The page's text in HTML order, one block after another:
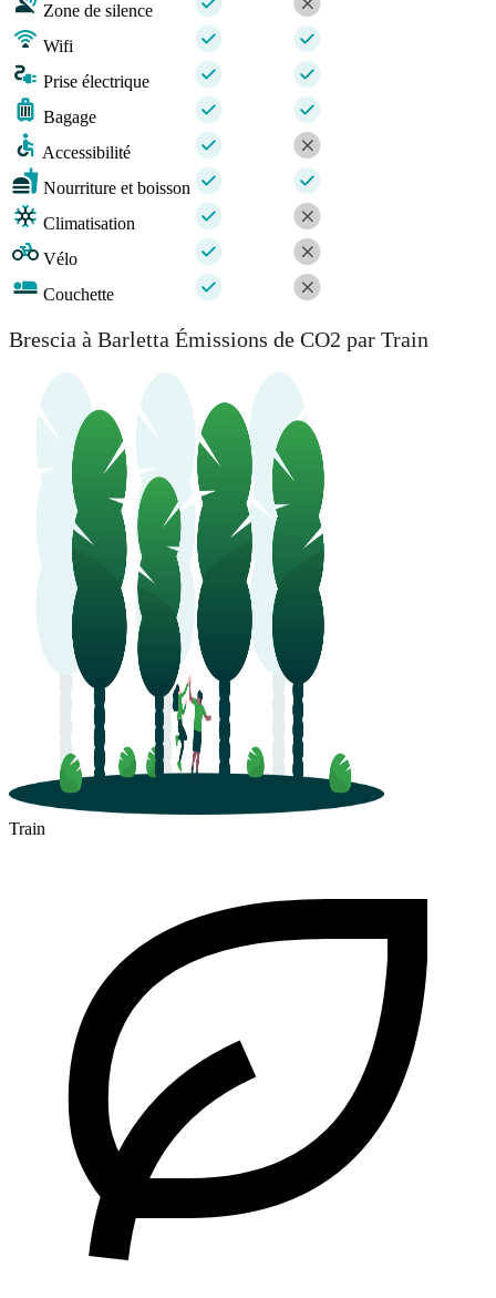
Zone de silence
Wifi
Prise électrique
Bagage
Accessibilité
Nourriture et boisson
Climatisation
Vélo
Couchette
Brescia à Barletta Émissions de CO2 par Train
Train